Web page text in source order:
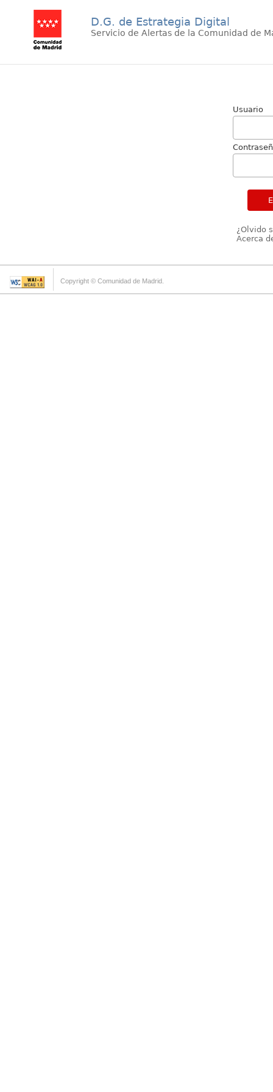
D.G. de Estrategia Digital
Servicio de Alertas de la Comunidad de
Usuario
¿Olvido
Acerca
Copyright © Comunidad de Madrid.